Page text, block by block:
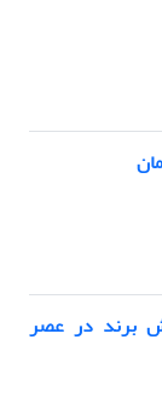
برند در عصر